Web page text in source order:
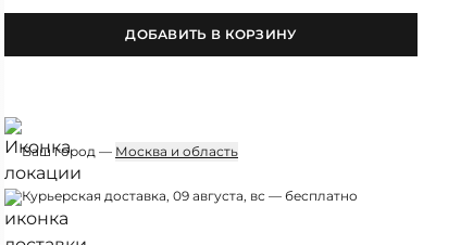
ДОБАВИТЬ В КОРЗИНУ
Ваш город — Москва и область
Курьерская доставка, 09 августа, вс — бесплатно